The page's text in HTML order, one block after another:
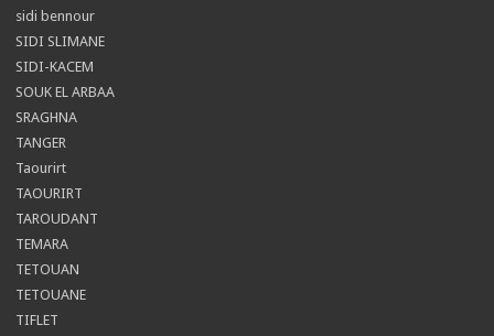
sidi bennour
SIDI SLIMANE
SIDI-KACEM
SOUK EL ARBAA
SRAGHNA
TANGER
Taourirt
TAOURIRT
TAROUDANT
TEMARA
TETOUAN
TETOUANE
TIFLET